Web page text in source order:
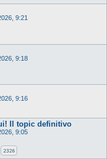
9:21
9:18
9:16
Il topic definitivo
9:05
2326